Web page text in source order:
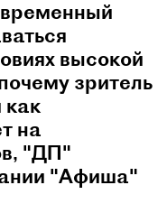
высокой
зритель
как
на
"ДП"
"Афиша"